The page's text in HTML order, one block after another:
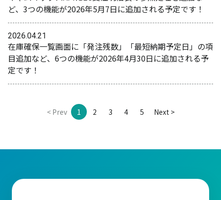
ど、3つの機能が2026年5月7日に追加される予定です！
2026.04.21
在庫確保一覧画面に「発注残数」「最短納期予定日」の項
目追加など、6つの機能が2026年4月30日に追加される予
定です！
< Prev 1 2 3 4 5 Next >